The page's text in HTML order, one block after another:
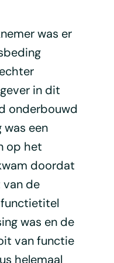
was er
in dit
onderbouwd
was een
op het
doordat
de
was en de
van functie
helemaal